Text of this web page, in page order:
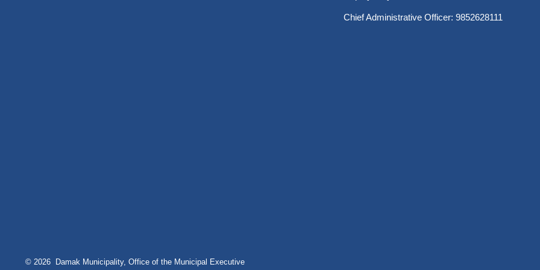
Chief Administrative Officer: 9852628111
© 2026 Damak Municipality, Office of the Municipal Executive